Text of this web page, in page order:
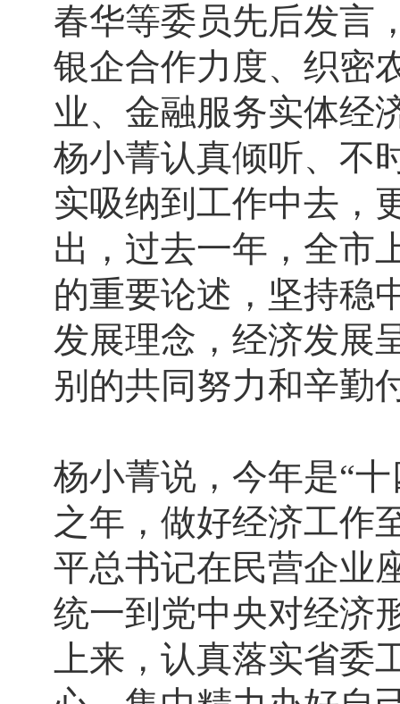
春华等委员先后发言
银企合作力度、织密
业、金融服务实体经
杨小菁认真倾听、不
实吸纳到工作中去，
出，过去一年，全市
的重要论述，坚持稳
发展理念，经济发展
别的共同努力和辛勤
杨小菁说，今年是“
之年，做好经济工作
平总书记在民营企业
统一到党中央对经济
上来，认真落实省委